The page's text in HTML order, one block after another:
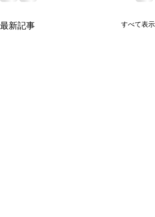
最新記事 すべて表示